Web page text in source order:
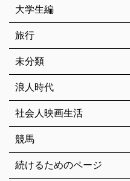
大学生編
旅行
未分類
浪人時代
社会人映画生活
競馬
続けるためのページ